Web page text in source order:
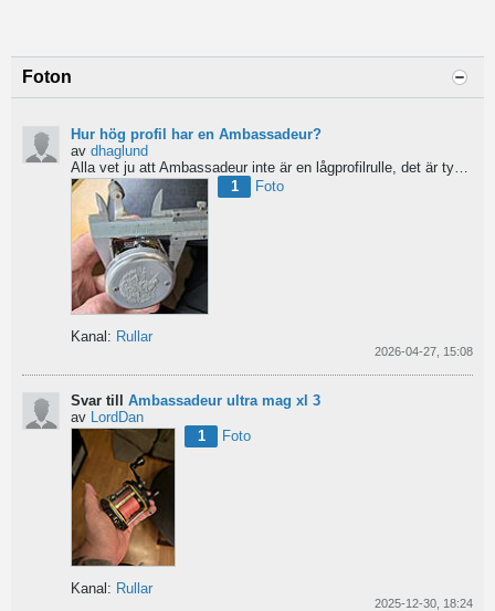
Foton
Hur hög profil har en Ambassadeur?
av dhaglund
Alla vet ju att Ambassadeur inte är en lågprofilrulle, det är tydligt. Men hur hög profil har de egentligen?...
1
Foto
Kanal: Rullar
2026-04-27, 15:08
Svar till Ambassadeur ultra mag xl 3
av LordDan
1
Foto
Kanal: Rullar
2025-12-30, 18:24